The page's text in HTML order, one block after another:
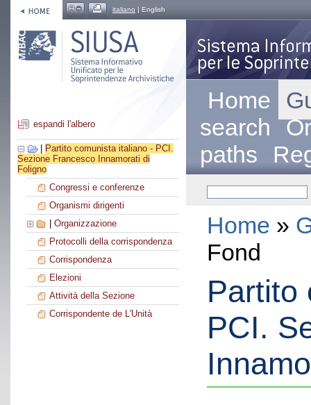
italiano | English
espandi l'albero
Partito comunista italiano - PCI.
Sezione Francesco Innamorati di
Foligno
Congressi e conferenze
Organismi dirigenti
Organizzazione
Protocolli della corrispondenza
Corrispondenza
Elezioni
Attività della Sezione
Corrispondente de L'Unità
Home
search
paths
Home »
Fond
Partito
PCI.